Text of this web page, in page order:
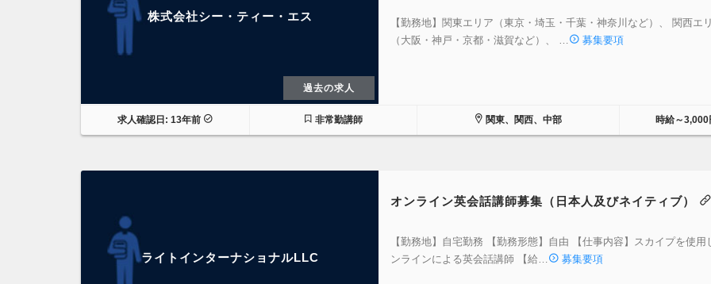
株式会社シー・ティー・エス
過去の求人
【勤務地】関東エリア（東京・埼玉・千葉・神奈川など）、 関西エ
（大阪・神戸・京都・滋賀など）、 …
募集要項
求人確認日: 13年前 非常勤講師 関東、関西、中部 時給～3,000
ライトインターナショナルLLC
オンライン英会話講師募集（日本人及びネイティブ）
【勤務地】自宅勤務 【勤務形態】自由 【仕事内容】スカイプを使用
ンラインによる英会話講師 【給…
募集要項